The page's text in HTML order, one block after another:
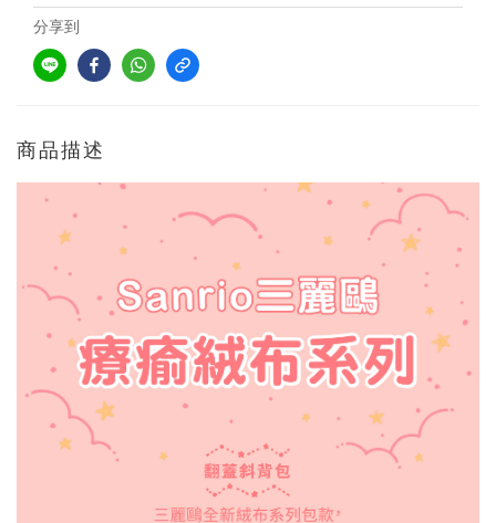
分享到
商品描述